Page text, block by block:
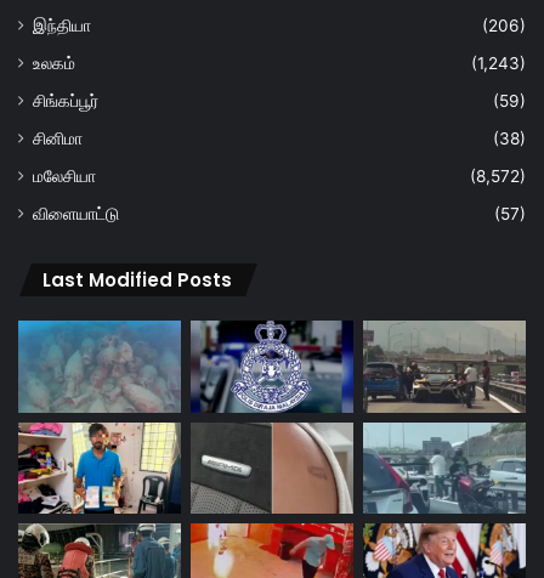
இந்தியா
(206)
உலகம்
(1,243)
சிங்கப்பூர்
(59)
சினிமா
(38)
மலேசியா
(8,572)
விளையாட்டு
(57)
Last Modified Posts